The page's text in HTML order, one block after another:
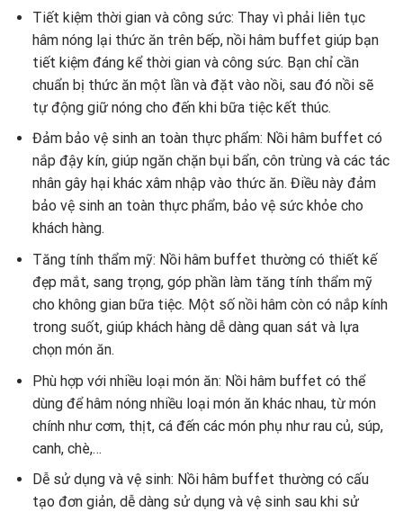
Tiết kiệm thời gian và công sức: Thay vì phải liên tục
hâm nóng lại thức ăn trên bếp, nồi hâm buffet giúp bạn
tiết kiệm đáng kể thời gian và công sức. Bạn chỉ cần
chuẩn bị thức ăn một lần và đặt vào nồi, sau đó nồi sẽ
tự động giữ nóng cho đến khi bữa tiệc kết thúc.
Đảm bảo vệ sinh an toàn thực phẩm: Nồi hâm buffet có
nắp đậy kín, giúp ngăn chặn bụi bẩn, côn trùng và các tác
nhân gây hại khác xâm nhập vào thức ăn. Điều này đảm
bảo vệ sinh an toàn thực phẩm, bảo vệ sức khỏe cho
khách hàng.
Tăng tính thẩm mỹ: Nồi hâm buffet thường có thiết kế
đẹp mắt, sang trọng, góp phần làm tăng tính thẩm mỹ
cho không gian bữa tiệc. Một số nồi hâm còn có nắp kính
trong suốt, giúp khách hàng dễ dàng quan sát và lựa
chọn món ăn.
Phù hợp với nhiều loại món ăn: Nồi hâm buffet có thể
dùng để hâm nóng nhiều loại món ăn khác nhau, từ món
chính như cơm, thịt, cá đến các món phụ như rau củ, súp,
canh, chè,…
Dễ sử dụng và vệ sinh: Nồi hâm buffet thường có cấu
tạo đơn giản, dễ dàng sử dụng và vệ sinh sau khi sử